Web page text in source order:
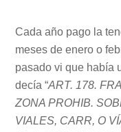
Cada año pago la
meses de enero o
pasado vi que había
decía “ART. 178.
ZONA PROHIB.
VIALES, CARR, O